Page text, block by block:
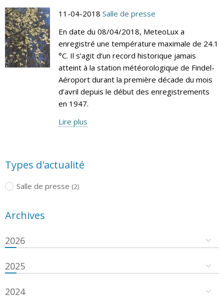
11-04-2018 Salle de presse
En date du 08/04/2018, MeteoLux a
enregistré une température maximale de 24.1
°C. Il s’agit d’un record historique jamais
atteint à la station météorologique de Findel-
Aéroport durant la première décade du mois
d’avril depuis le début des enregistrements
en 1947.
Lire plus
Types d'actualité
Salle de presse (2)
Archives
2026
2025
2024